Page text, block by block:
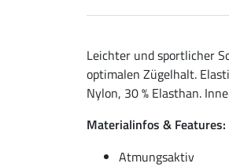
Leichter und sportlicher
optimalen Zügelhalt.
Nylon, 30 % Elasthan.
Materialinfos & Features:
Atmungsaktiv